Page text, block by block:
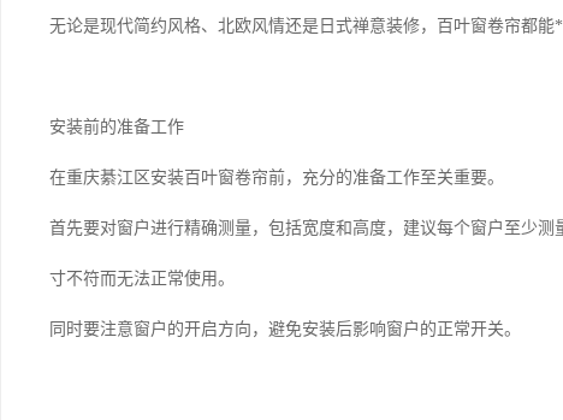
无论是现代简约风格、北欧风情还是日式禅意装修，百叶窗卷帘都
安装前的准备工作
在重庆綦江区安装百叶窗卷帘前，充分的准备工作至关重要。
首先要对窗户进行精确测量，包括宽度和高度，建议每个窗户至少
寸不符而无法正常使用。
同时要注意窗户的开启方向，避免安装后影响窗户的正常开关。